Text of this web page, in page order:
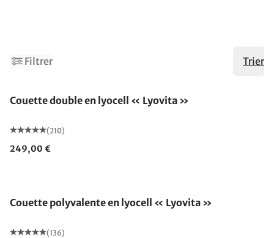
Filtrer Trier
Couette double en lyocell « Lyovita »
(210)
249,00 €
Couette polyvalente en lyocell « Lyovita »
(136)
13